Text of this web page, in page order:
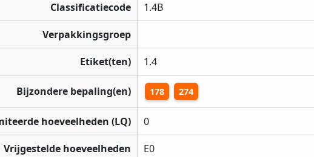
Classificatiecode 1.4B
Verpakkingsgroep
Etiket(ten) 1.4
Bijzondere bepaling(en) 178 274
hoeveelheden (LQ) 0
Vrijgestelde hoeveelheden E0